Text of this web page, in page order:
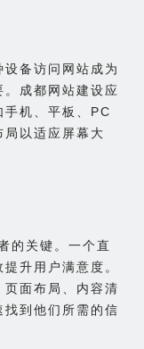
备访问网站成为
成都网站建设应
手机、平板、PC
以适应屏幕大
的关键。一个直
升用户满意度。
面布局、内容清
到他们所需的信